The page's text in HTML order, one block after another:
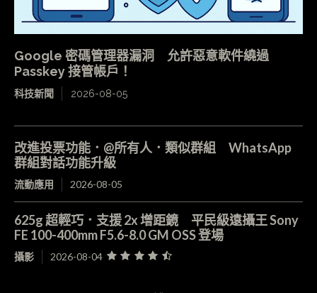
Google 密碼管理器漏洞 允許惡意軟件繞過
Passkey 接管帳戶！
科技新聞 2026-08-05
改進投票功能．@所有人．類似群組 WhatsApp
群組對話功能升級
流動應用 2026-08-05
625g 超輕巧．支援 2x 增距鏡 平民級遠攝王 Sony
FE 100-400mm F5.6-8.0 GM OSS 登場
攝影 2026-08-04